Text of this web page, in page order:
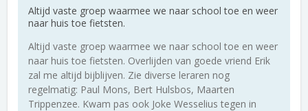
Altijd vaste groep waarmee we naar school toe en weer
naar huis toe fietsten.
Altijd vaste groep waarmee we naar school toe en weer
naar huis toe fietsten. Overlijden van goede vriend Erik
zal me altijd bijblijven. Zie diverse leraren nog
regelmatig: Paul Mons, Bert Hulsbos, Maarten
Trippenzee. Kwam pas ook Joke Wesselius tegen in